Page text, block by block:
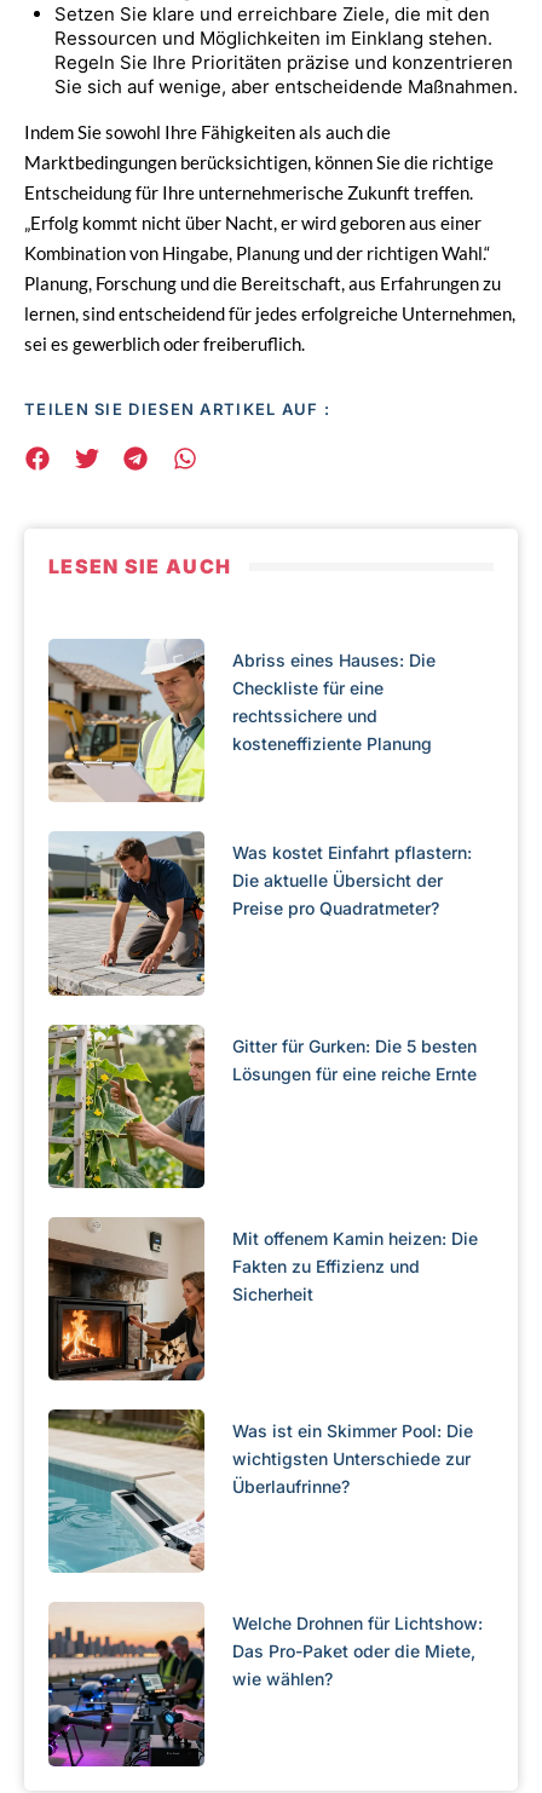
Setzen Sie klare und erreichbare Ziele, die mit den
Ressourcen und Möglichkeiten im Einklang stehen.
Regeln Sie Ihre Prioritäten präzise und konzentrieren
Sie sich auf wenige, aber entscheidende Maßnahmen.
Indem Sie sowohl Ihre Fähigkeiten als auch die
Marktbedingungen berücksichtigen, können Sie die richtige
Entscheidung für Ihre unternehmerische Zukunft treffen.
„Erfolg kommt nicht über Nacht, er wird geboren aus einer
Kombination von Hingabe, Planung und der richtigen Wahl.“
Planung, Forschung und die Bereitschaft, aus Erfahrungen zu
lernen, sind entscheidend für jedes erfolgreiche Unternehmen,
sei es gewerblich oder freiberuflich.
TEILEN SIE DIESEN ARTIKEL AUF :
LESEN SIE AUCH
Abriss eines Hauses: Die
Checkliste für eine
rechtssichere und
kosteneffiziente Planung
Was kostet Einfahrt pflastern:
Die aktuelle Übersicht der
Preise pro Quadratmeter?
Gitter für Gurken: Die 5 besten
Lösungen für eine reiche Ernte
Mit offenem Kamin heizen: Die
Fakten zu Effizienz und
Sicherheit
Was ist ein Skimmer Pool: Die
wichtigsten Unterschiede zur
Überlaufrinne?
Welche Drohnen für Lichtshow:
Das Pro-Paket oder die Miete,
wie wählen?